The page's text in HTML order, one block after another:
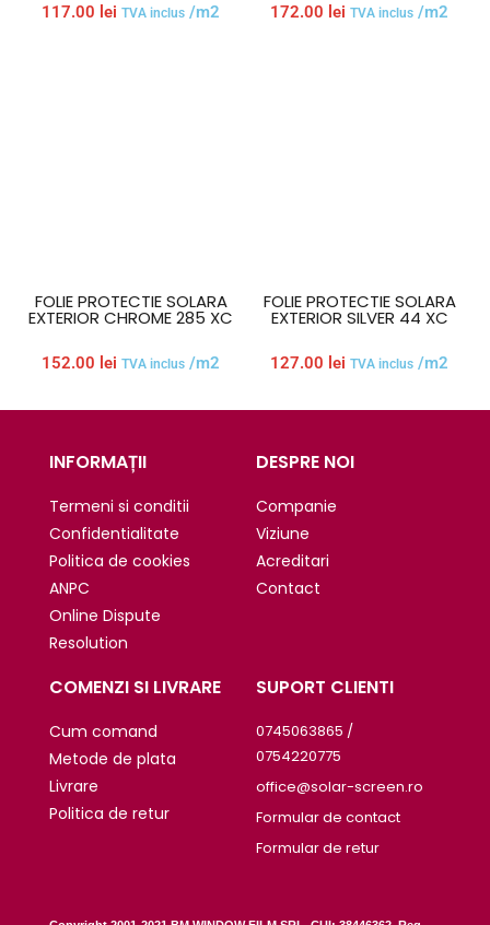
117.00 lei TVA inclus /m2 172.00 lei TVA inclus /m2
FOLIE PROTECTIE SOLARA
EXTERIOR CHROME 285 XC
152.00 lei TVA inclus /m2
FOLIE PROTECTIE SOLARA
EXTERIOR SILVER 44 XC
127.00 lei TVA inclus /m2
INFORMAȚII
Termeni si conditii
Confidentialitate
Politica de cookies
ANPC
Online Dispute
Resolution
DESPRE NOI
Companie
Viziune
Acreditari
Contact
COMENZI SI LIVRARE
Cum comand
Metode de plata
Livrare
Politica de retur
SUPORT CLIENTI
0745063865 /
0754220775
office@solar-screen.ro
Formular de contact
Formular de retur